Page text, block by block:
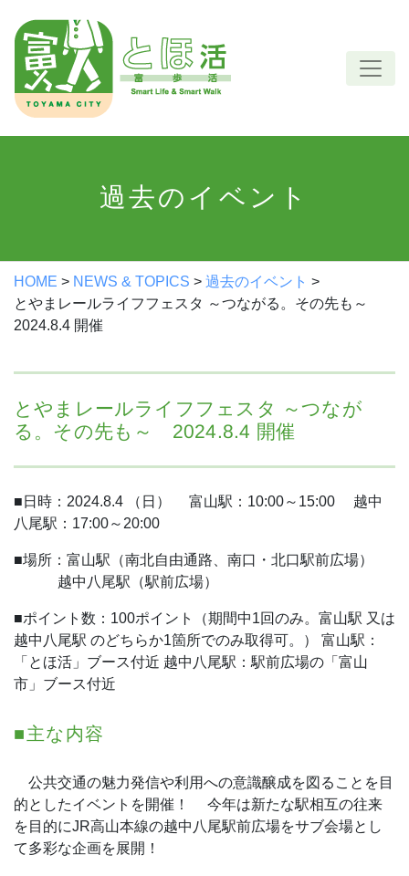
content
過去のイベント
HOME > NEWS & TOPICS > 過去のイベント >
とやまレールライフフェスタ ～つながる。その先も～
2024.8.4 開催
とやまレールライフフェスタ ～つなが
る。その先も～ 2024.8.4 開催
■日時：2024.8.4 （日） 富山駅：10:00～15:00 越中
八尾駅：17:00～20:00
■場所：富山駅（南北自由通路、南口・北口駅前広場）
越中八尾駅（駅前広場）
■ポイント数：100ポイント（期間中1回のみ。富山駅 又は
越中八尾駅 のどちらか1箇所でのみ取得可。）
富山駅：
「とほ活」ブース付近 越中八尾駅：駅前広場の「富山
市」ブース付近
■主な内容
公共交通の魅力発信や利用への意識醸成を図ることを目
的としたイベントを開催！
今年は新たな駅相互の往来
を目的にJR高山本線の越中八尾駅前広場をサブ会場とし
て多彩な企画を展開！